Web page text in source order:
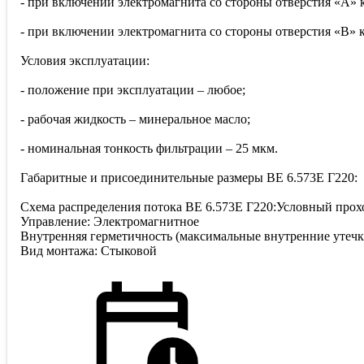
- при включении электромагнита со стороны отверстия
Условия эксплуатации:
- положение при эксплуатации – любое;
- рабочая жидкость – минеральное масло;
- номинальная тонкость фильтрации – 25 мкм.
Габаритные и присоединительные размеры ВЕ 6.573Е Г220:
Схема распределения потока ВЕ 6.573Е Г220:Условный
Управление: Электромагнитное
Внутренняя герметичность (максимальные внутренние
Вид монтажа: Стыковой